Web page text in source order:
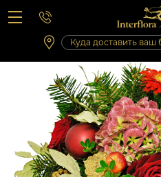
Вопросы-ответы
Сб 10:00 ‐ 14:00
Выходные и праздничные дни